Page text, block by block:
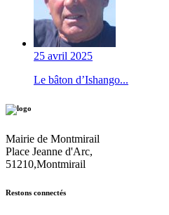
25 avril 2025
Le bâton d’Ishango...
Mairie de Montmirail
Place Jeanne d'Arc,
51210,Montmirail
Restons connectés